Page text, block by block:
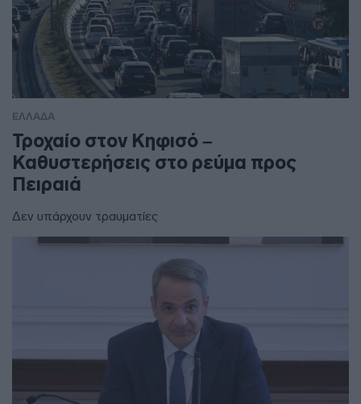
ΕΛΛΑΔΑ
Τροχαίο στον Κηφισό –
Καθυστερήσεις στο ρεύμα προς
Πειραιά
Δεν υπάρχουν τραυματίες